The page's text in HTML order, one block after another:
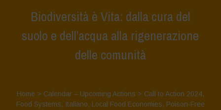
Biodiversità è Vita: dalla cura del
suolo e dell’acqua alla rigenerazione
delle comunità
Home > Calendar – Upcoming Actions > Call to Action 2024,
Food Systems, Italiano, Local Food Economies, Poison-Free